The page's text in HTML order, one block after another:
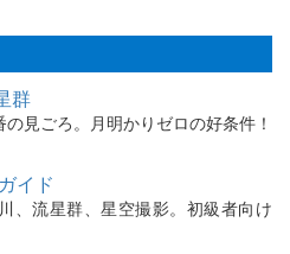
群
見ごろ。月明かりゼロの好条件！
イド
、流星群、星空撮影。初級者向け